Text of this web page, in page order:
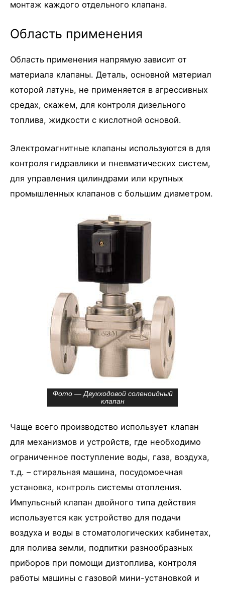
монтаж каждого отдельного клапана.
Область применения
Область применения напрямую зависит от
материала клапаны. Деталь, основной материал
которой латунь, не применяется в агрессивных
средах, скажем, для контроля дизельного
топлива, жидкости с кислотной основой.
Электромагнитные клапаны используются в для
контроля гидравлики и пневматических систем,
для управления цилиндрами или крупных
промышленных клапанов с большим диаметром.
Фото — Двухходовой соленоидный
клапан
Чаще всего производство использует клапан
для механизмов и устройств, где необходимо
ограниченное поступление воды, газа, воздуха,
т.д. – стиральная машина, посудомоечная
установка, контроль системы отопления.
Импульсный клапан двойного типа действия
используется как устройство для подачи
воздуха и воды в стоматологических кабинетах,
для полива земли, подпитки разнообразных
приборов при помощи дизтоплива, контроля
работы машины с газовой мини-установкой и